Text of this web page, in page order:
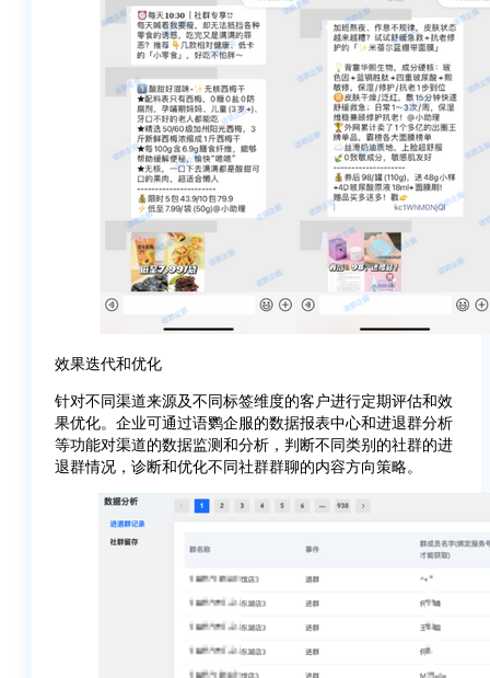
效果迭代和优化
针对不同渠道来源及不同标签维度的客户进行定期评估和效
果优化。企业可通过语鹦企服的数据报表中心和进退群分析
等功能对渠道的数据监测和分析，判断不同类别的社群的进
退群情况，诊断和优化不同社群群聊的内容方向策略。